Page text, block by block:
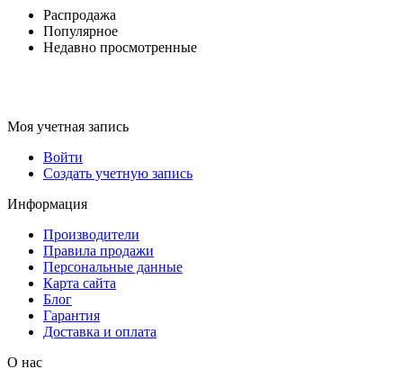
Распродажа
Популярное
Недавно просмотренные
Моя учетная запись
Войти
Создать учетную запись
Информация
Производители
Правила продажи
Персональные данные
Карта сайта
Блог
Гарантия
Доставка и оплата
О нас